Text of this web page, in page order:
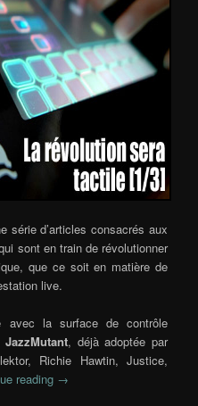
série d’articles consacrés aux
sont en train de révolutionner
que ce soit en matière de
live.
avec la surface de contrôle
JazzMutant, déjà adoptée par
Richie Hawtin, Justice,
reading →